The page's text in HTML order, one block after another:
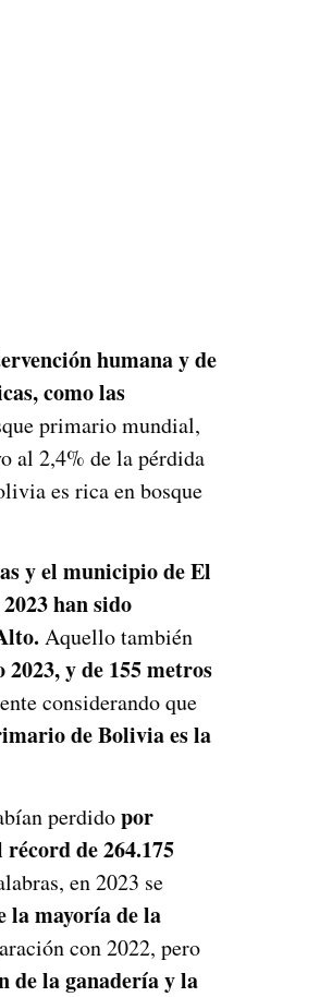
humana y de
como las
primario mundial,
al 2,4% de la pérdida
es rica en bosque
y el municipio de El
han sido
Aquello también
2023, y de 155 metros
considerando que
de Bolivia es la
perdidopor
récord de 264.175
en 2023 se
la mayoría de la
con 2022, pero
de la ganadería y la